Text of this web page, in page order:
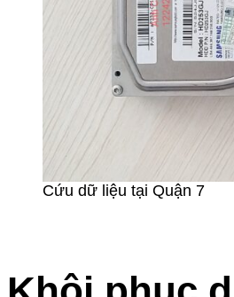
Cứu dữ liệu tại Quận 7